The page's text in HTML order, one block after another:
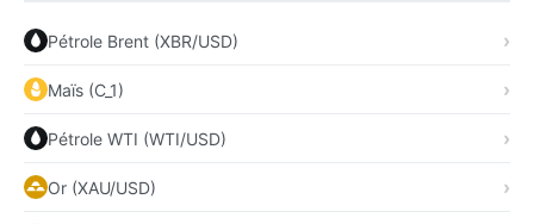
Pétrole Brent (XBR/USD)
Maïs (C_1)
Pétrole WTI (WTI/USD)
Or (XAU/USD)